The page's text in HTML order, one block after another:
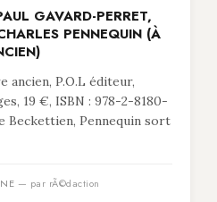
GAVARD-PERRET,
PENNEQUIN (À
ancien, P.O.L éditeur,
19 €, ISBN : 978-2-8180-
Beckettien, Pennequin sort
— par rÃ©daction